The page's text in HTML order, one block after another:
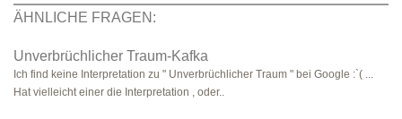
ÄHNLICHE FRAGEN:
Unverbrüchlicher Traum-Kafka
Ich find keine Interpretation zu " Unverbrüchlicher Traum " bei Google :`( ...
Hat vielleicht einer die Interpretation , oder..